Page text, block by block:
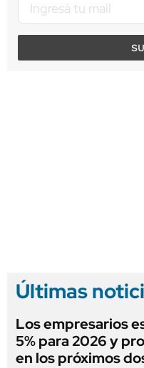
Últimas
Los empresarios
5% para 2026 y
en los próximos